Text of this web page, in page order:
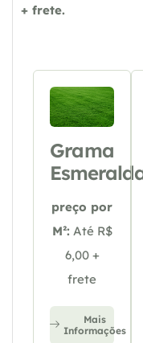
+ frete.
Grama
preço por
M²: Até R$
6,00 +
frete
Mais
Informações